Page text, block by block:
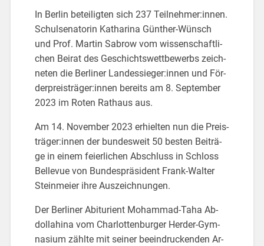
In Ber­lin be­tei­lig­ten sich 237 Teil­neh­mer:innen.
Schul­se­na­to­rin Ka­tha­ri­na Gün­ther-Wünsch
und Prof. Mar­tin Sab­row vom wis­sen­schaft­li­
chen Bei­rat des Ge­schichts­wett­be­werbs zeich­
ne­ten die Ber­li­ner Lan­des­sie­ger:innen und För­
der­preis­trä­ger:innen be­reits am 8. Sep­tem­ber
2023 im Roten Rat­haus aus.
Am 14. No­vem­ber 2023 er­hiel­ten nun die Preis­
trä­ger:innen der bun­des­weit 50 bes­ten Bei­trä­
ge in einem fei­er­li­chen Ab­schluss in Schloss
Bel­le­vue von Bun­des­prä­si­dent Frank-Wal­ter
Stein­mei­er ihre Aus­zeich­nun­gen.
Der Ber­li­ner Ab­itu­ri­ent Mo­ham­mad-Ta­ha Ab­
dol­la­hi­na vom Char­lot­ten­bur­ger Her­der-Gym­
na­si­um zähl­te mit sei­ner be­ein­dru­cken­den Ar­